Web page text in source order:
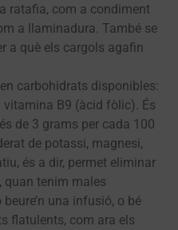
ratafia, com a condiment
a llaminadura. També se
a què els cargols agafin
carbohidrats disponibles:
B9 (àcid fòlic). És
de 3 grams per cada 100
de potassi, magnesi,
és a dir, permet eliminar
quan tenim males
una infusió, o bé
flatulents, com ara els